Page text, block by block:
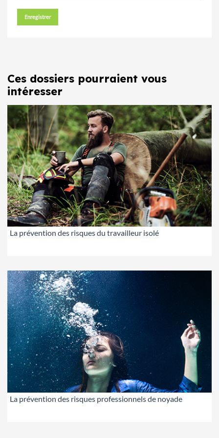
Enregistrer
Ces dossiers pourraient vous
intéresser
La prévention des risques du travailleur isolé
La prévention des risques professionnels de noyade